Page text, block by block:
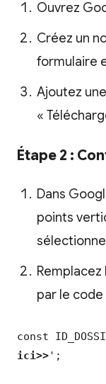
Ouvrez
Créez un
formulaire
Ajoutez
«
Étape 2 :
Dans
points
par le code
const
ici>>';